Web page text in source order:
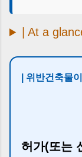
| At a
| 위반건축물
허가(또는